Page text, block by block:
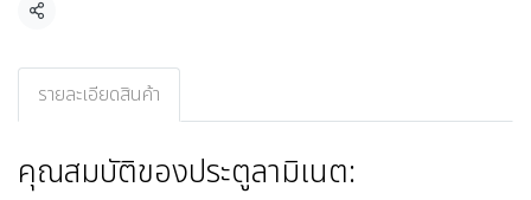
แชร์
รายละเอียดสินค้า
คุณสมบัติของประตูลามิเนต: